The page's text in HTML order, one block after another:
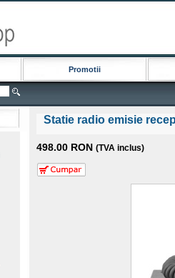
Promotii
Statie radio emisie
498.00 RON (TVA inclus)